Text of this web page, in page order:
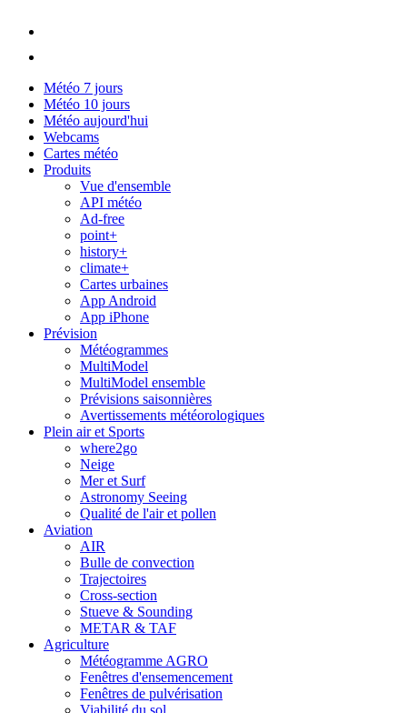
Météo 7 jours
Météo 10 jours
Météo aujourd'hui
Webcams
Cartes météo
Produits
Vue d'ensemble
API météo
Ad-free
point+
history+
climate+
Cartes urbaines
App Android
App iPhone
Prévision
Météogrammes
MultiModel
MultiModel ensemble
Prévisions saisonnières
Avertissements météorologiques
Plein air et Sports
where2go
Neige
Mer et Surf
Astronomy Seeing
Qualité de l'air et pollen
Aviation
AIR
Bulle de convection
Trajectoires
Cross-section
Stueve & Sounding
METAR & TAF
Agriculture
Météogramme AGRO
Fenêtres d'ensemencement
Fenêtres de pulvérisation
Viabilité du sol